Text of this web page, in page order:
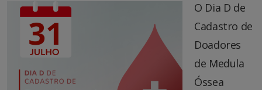
O Dia D de
Cadastro de
Doadores
de Medula
Óssea